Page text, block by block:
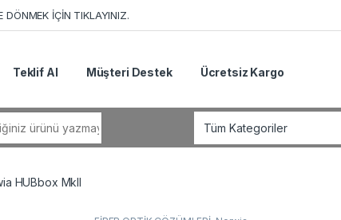
DÖNMEK İÇİN TIKLAYINIZ.
Teklif Al Müşteri Destek Ücretsiz Kargo
HUBbox MkII